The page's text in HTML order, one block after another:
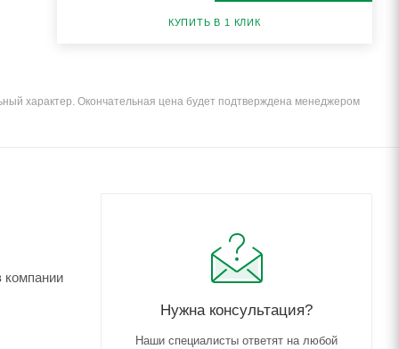
КУПИТЬ В 1 КЛИК
характер. Окончательная цена будет подтверждена менеджером
компании
Нужна консультация?
Наши специалисты ответят на любой